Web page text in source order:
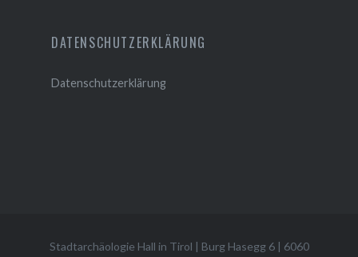
DATENSCHUTZERKLÄRUNG
Datenschutzerklärung
Stadtarchäologie Hall in Tirol | Burg Hasegg 6 | 6060